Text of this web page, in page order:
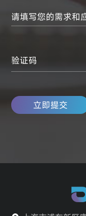
请填写您的需求和
验证码
立即提交